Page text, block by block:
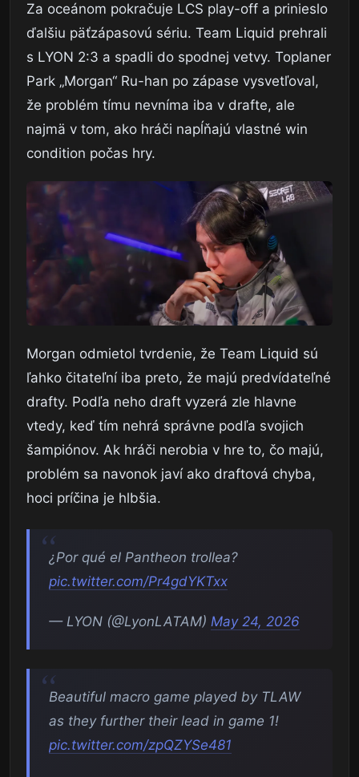
Za oceánom pokračuje LCS play-off a prinieslo
ďalšiu päťzápasovú sériu. Team Liquid prehrali
s LYON 2:3 a spadli do spodnej vetvy. Toplaner
Park „Morgan“ Ru-han po zápase vysvetľoval,
že problém tímu nevníma iba v drafte, ale
najmä v tom, ako hráči napĺňajú vlastné win
condition počas hry.
Morgan odmietol tvrdenie, že Team Liquid sú
ľahko čitateľní iba preto, že majú predvídateľné
drafty. Podľa neho draft vyzerá zle hlavne
vtedy, keď tím nehrá správne podľa svojich
šampiónov. Ak hráči nerobia v hre to, čo majú,
problém sa navonok javí ako draftová chyba,
hoci príčina je hlbšia.
¿Por qué el Pantheon trollea?
pic.twitter.com/Pr4gdYKTxx
— LYON (@LyonLATAM) May 24, 2026
Beautiful macro game played by TLAW
as they further their lead in game 1!
pic.twitter.com/zpQZYSe481